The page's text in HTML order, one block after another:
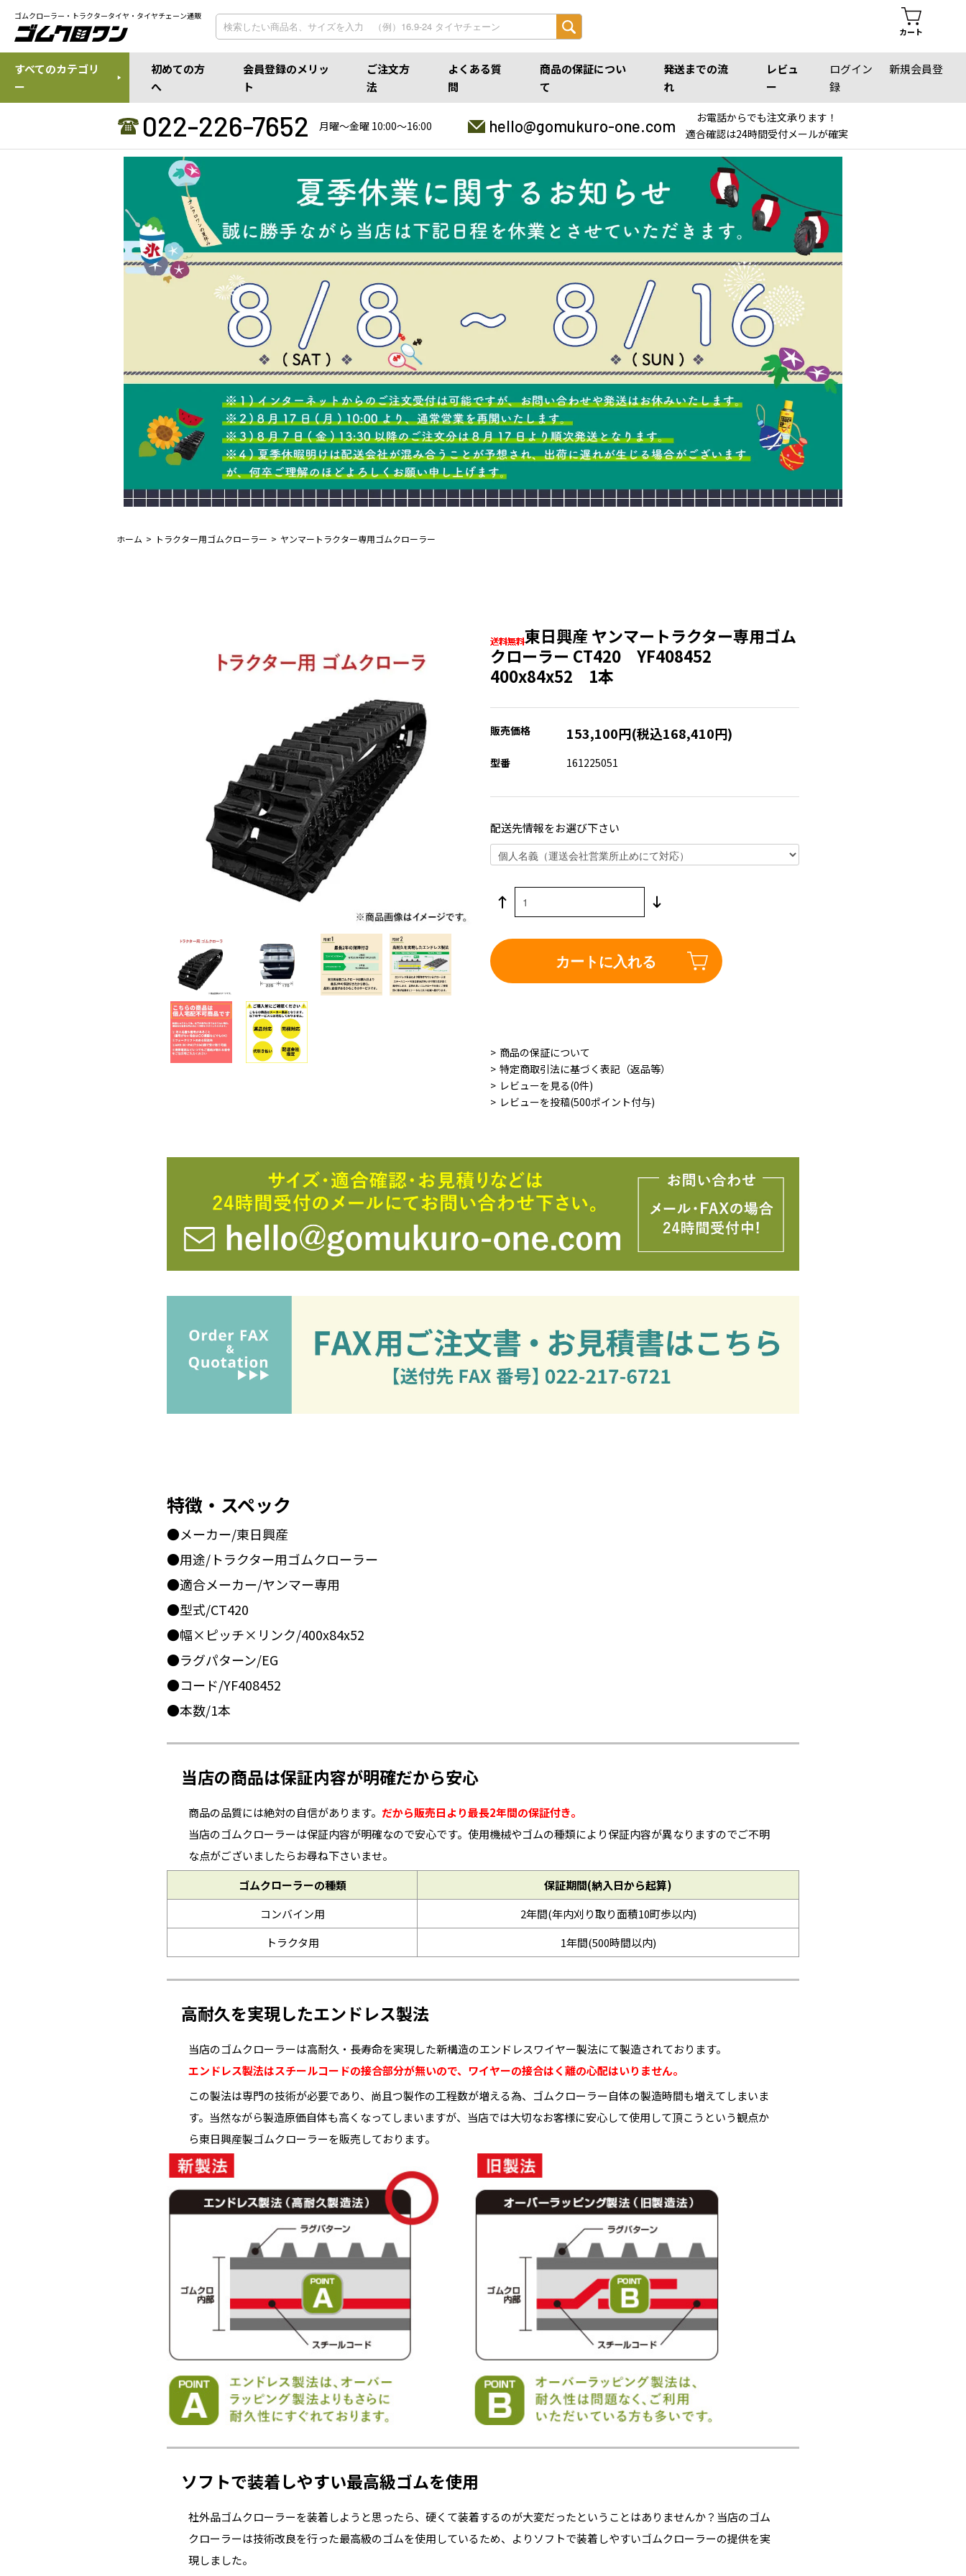
ゴムクローラー・トラクタータイヤ・タイヤチェーン通販
カート
すべてのカテゴリ
ー
初めての方
へ
会員登録のメリッ
ト
ご注文方
法
よくある質
問
商品の保証につい
て
発送までの流
れ
レビュ
ー
ログイン
新規会員登
録
022-226-7652 月曜〜金曜 10:00〜16:00 hello@gomukuro-one.com
お電話からでも注文承ります！
適合確認は24時間受付メールが確実
ホーム トラクター用ゴムクローラー ヤンマートラクター専用ゴムクローラー
東日興産 ヤンマートラクター専用ゴム
クローラー CT420 YF408452
400x84x52 1本
販売価格 153,100円(税込168,410円)
型番 161225051
配送先情報をお選び下さい
カートに入れる
商品の保証について
特定商取引法に基づく表記（返品等）
レビューを見る(0件)
レビューを投稿(500ポイント付与)
特徴・スペック
●メーカー/東日興産
●用途/トラクター用ゴムクローラー
●適合メーカー/ヤンマー専用
●型式/CT420
●幅×ピッチ×リンク/400x84x52
●ラグパターン/EG
●コード/YF408452
●本数/1本
当店の商品は保証内容が明確だから安心
商品の品質には絶対の自信があります。 だから販売日より最長2年間の保証付き。
当店のゴムクローラーは保証内容が明確なので安心です。使用機械やゴムの種類により保証内容が異なりますのでご不明
な点がございましたらお尋ね下さいませ。
ゴムクローラーの種類
保証期間(納入日から起算)
コンバイン用
2年間(年内刈り取り面積10町歩以内)
トラクタ用
1年間(500時間以内)
高耐久を実現したエンドレス製法
当店のゴムクローラーは高耐久・長寿命を実現した新構造のエンドレスワイヤー製法にて製造されております。
エンドレス製法はスチールコードの接合部分が無いので、ワイヤーの接合はく離の心配はいりません。
この製法は専門の技術が必要であり、尚且つ製作の工程数が増える為、ゴムクローラー自体の製造時間も増えてしまいま
す。当然ながら製造原価自体も高くなってしまいますが、当店では大切なお客様に安心して使用して頂こうという観点か
ら東日興産製ゴムクローラーを販売しております。
ソフトで装着しやすい最高級ゴムを使用
社外品ゴムクローラーを装着しようと思ったら、硬くて装着するのが大変だったということはありませんか？当店のゴム
クローラーは技術改良を行った最高級のゴムを使用しているため、よりソフトで装着しやすいゴムクローラーの提供を実
現しました。